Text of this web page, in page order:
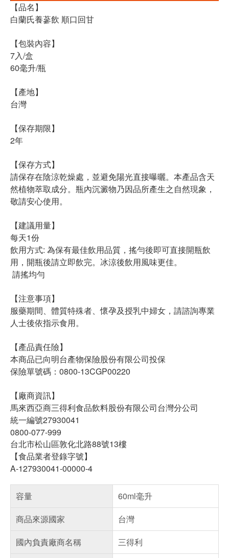
【品名】
白蘭氏養蔘飲 順口回甘
【包裝內容】
7入/盒
60毫升/瓶
【產地】
台灣
【保存期限】
2年
【保存方式】
請保存在陰涼乾燥處，並避免陽光直接曝曬。本產品含天
然植物萃取成分。瓶內沉澱物乃因品所產生之自然現象，
敬請安心使用。
【建議用量】
每天1份
飲用方式: 為保有最佳飲用品質，搖勻後即可直接開瓶飲
用，開瓶後請立即飲完。冰涼後飲用風味更佳。
請搖均勻
【注意事項】
服藥期間、體質特殊者、懷孕及授乳中婦女，請諮詢專業
人士後依指示食用。
【產品責任險】
本商品已向明台產物保險股份有限公司投保
保險單號碼：0800-13CGP00220
【廠商資訊】
馬來西亞商三得利食品飲料股份有限公司台灣分公司
統一編號27930041
0800-077-999
台北市松山區敦化北路88號13樓
【食品業者登錄字號】
A-127930041-00000-4
容量
60ml毫升
商品來源國家
台灣
國內負責廠商名稱
三得利